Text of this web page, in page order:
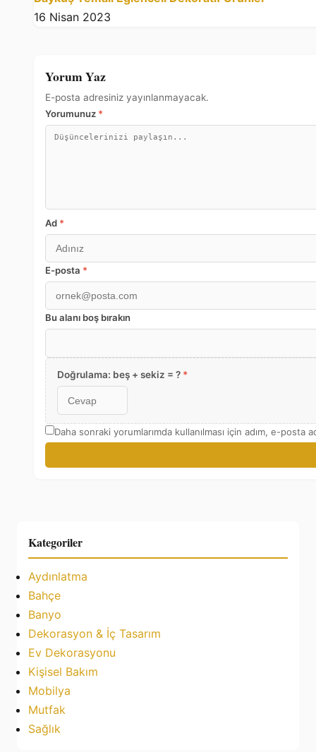
16 Nisan 2023
Yorum Yaz
E-posta adresiniz yayınlanmayacak.
Yorumunuz *
Ad *
E-posta *
Bu alanı boş bırakın
Doğrulama: beş + sekiz = ? *
Daha sonraki yorumlarımda kullanılması için adım, e-
Kategoriler
Aydınlatma
Bahçe
Banyo
Dekorasyon & İç Tasarım
Ev Dekorasyonu
Kişisel Bakım
Mobilya
Mutfak
Sağlık